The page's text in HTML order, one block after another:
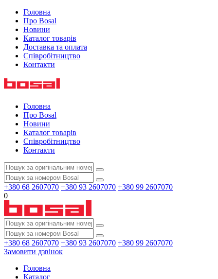
Головна
Про Bosal
Новини
Каталог товарів
Доставка та оплата
Співробітництво
Контакти
Головна
Про Bosal
Новини
Каталог товарів
Співробітництво
Контакти
+380 68 2607070 +380 93 2607070 +380 99 2607070
0
+380 68 2607070 +380 93 2607070 +380 99 2607070
Замовити дзвінок
Головна
Каталог